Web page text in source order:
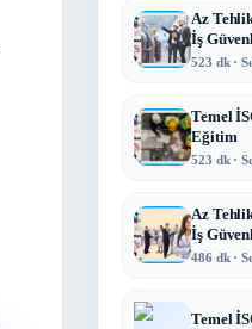
Az
İş
523 dk ·
Temel
Eğitim
523 dk ·
Az
İş
486 dk ·
Temel